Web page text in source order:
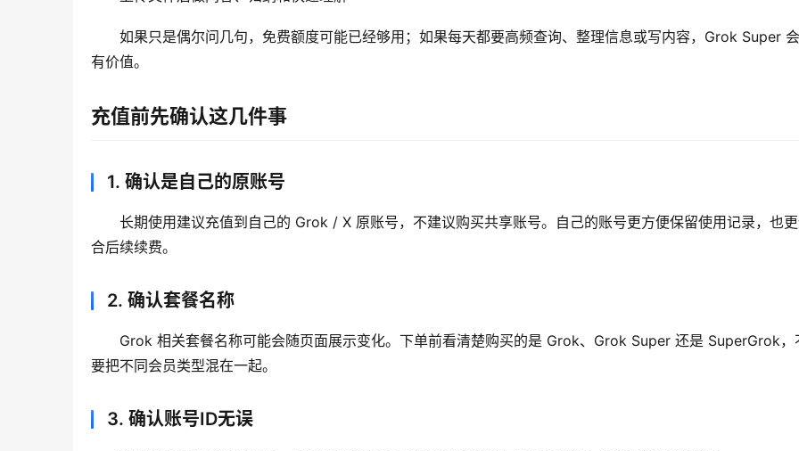
如果只是偶尔问几句，免费额度可能已经够用；如果每天都要高频查询、整理信息或写内容，Grok Super
有价值。
充值前先确认这几件事
1. 确认是自己的原账号
长期使用建议充值到自己的 Grok / X 原账号，不建议购买共享账号。自己的账号更方便保留使用记录，也
合后续续费。
2. 确认套餐名称
Grok 相关套餐名称可能会随页面展示变化。下单前看清楚购买的是 Grok、Grok Super 还是 SuperGrok，
要把不同会员类型混在一起。
3. 确认账号ID无误